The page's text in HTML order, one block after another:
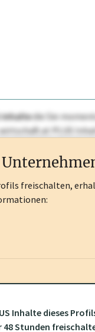
Inhaltedie Sie
PLUS
Inhaltedie Sie
freischalten,
Inhalte dieses
48 Stunden